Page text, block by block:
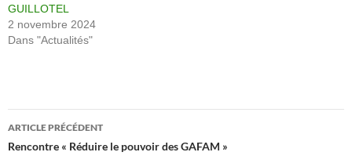
GUILLOTEL
2 novembre 2024
Dans "Actualités"
Navigation
Des
ARTICLE PRÉCÉDENT
Rencontre « Réduire le pouvoir des GAFAM »